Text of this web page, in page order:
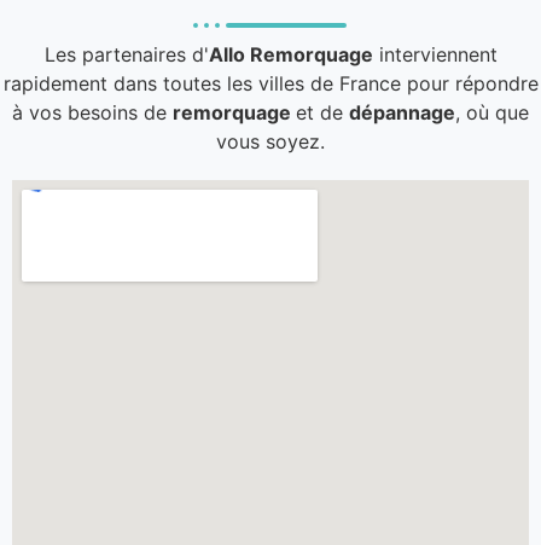
Les partenaires d'Allo Remorquage interviennent
rapidement dans toutes les villes de France pour répondre
à vos besoins de remorquage et de dépannage, où que
vous soyez.